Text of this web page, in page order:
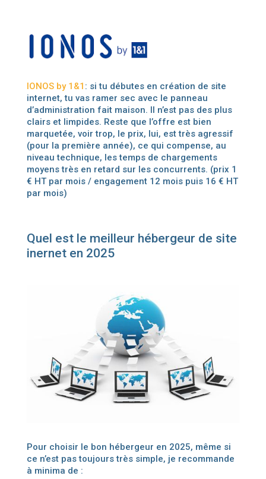
IONOS by 1&1 : si tu débutes en création de site
internet, tu vas ramer sec avec le panneau
d’administration fait maison. Il n’est pas des plus
clairs et limpides. Reste que l’offre est bien
marquetée, voir trop, le prix, lui, est très agressif
(pour la première année), ce qui compense, au
niveau technique, les temps de chargements
moyens très en retard sur les concurrents. (prix 1
€ HT par mois / engagement 12 mois puis 16 € HT
par mois)
Quel est le meilleur hébergeur de site
inernet en 2025
Pour choisir le bon hébergeur en 2025, même si
ce n’est pas toujours très simple, je recommande
à minima de :